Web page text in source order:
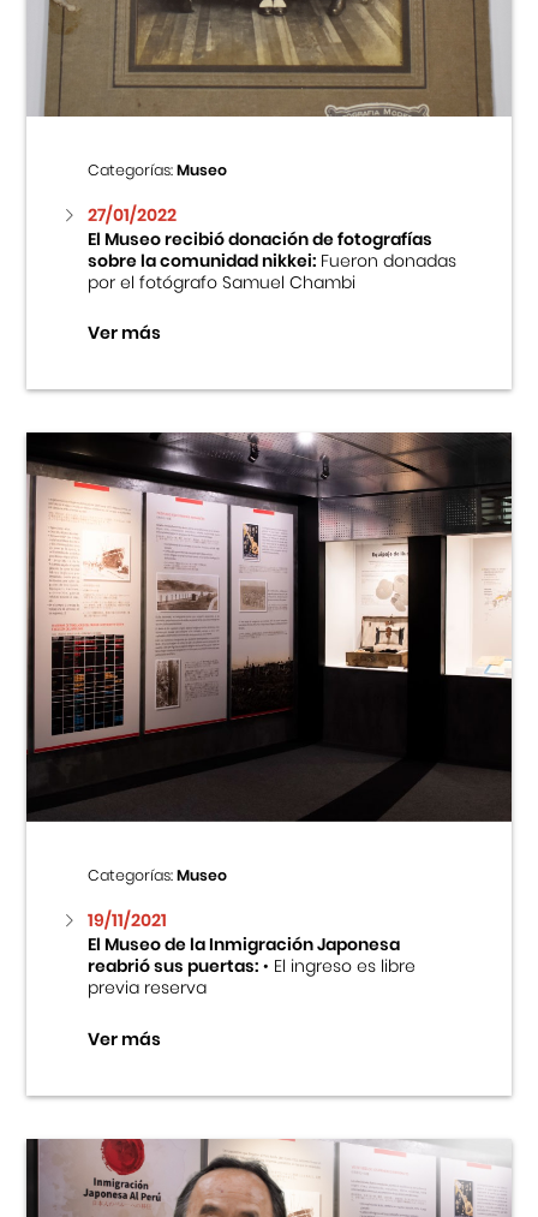
Centro Cultural Peruano Japonés
Museo de la Inmigración Japonesa
Fondo Editorial
Teatro Peruano Japonés
Categorías:Museo
27/01/2022
El Museo recibió donación de fotografías
sobre la comunidad nikkei:Fueron donadas
por el fotógrafo Samuel Chambi
Ver más
Categorías:Museo
19/11/2021
El Museo de la Inmigración Japonesa
reabrió sus puertas:• El ingreso es libre
previa reserva
Ver más